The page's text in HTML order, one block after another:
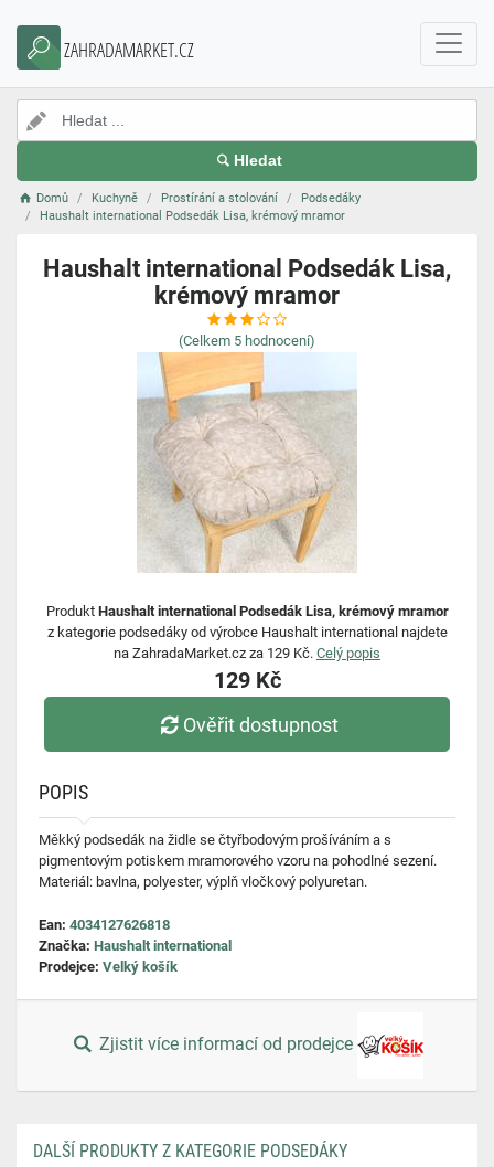
ZAHRADAMARKET.CZ
Hledat
Domů Kuchyně Prostírání a stolování
Podsedáky
Haushalt international Podsedák Lisa, krémový mramor
Haushalt international Podsedák Lisa,
krémový mramor
(Celkem 5 hodnocení)
Produkt Haushalt international Podsedák Lisa, krémový mramor
z kategorie podsedáky od výrobce Haushalt international najdete
na ZahradaMarket.cz za 129 Kč. Celý popis
129 Kč
Ověřit dostupnost
POPIS
Měkký podsedák na židle se čtyřbodovým prošíváním a s
pigmentovým potiskem mramorového vzoru na pohodlné sezení.
Materiál: bavlna, polyester, výplň vločkový polyuretan.
Ean: 4034127626818
Značka: Haushalt international
Prodejce: Velký košík
Zjistit více informací od prodejce
DALŠÍ PRODUKTY Z KATEGORIE PODSEDÁKY